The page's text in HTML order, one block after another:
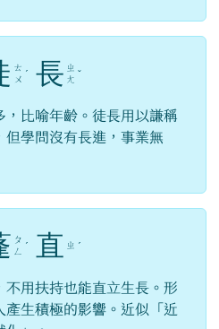
ㄊ
ㄨ ˊ 長 ㄓ
ㄤ ˇ
，比喻年齡。徒長用以謙稱
但學問沒有長進，事業無
ㄆ
ㄥ
ˊ 直 ㄓ ˊ
不用扶持也能直立生長。形
產生積極的影響。近似「近